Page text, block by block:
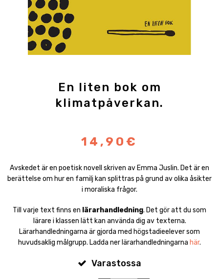
En liten bok om
klimatpåverkan.
14,90€
Avskedet är en poetisk novell skriven av Emma Juslin. Det är en
berättelse om hur en familj kan splittras på grund av olika åsikter
i moraliska frågor.
Till varje text finns en lärarhandledning. Det gör att du som
lärare i klassen lätt kan använda dig av texterna.
Lärarhandledningarna är gjorda med högstadieelever som
huvudsaklig målgrupp. Ladda ner lärarhandledningarna här.
Varastossa